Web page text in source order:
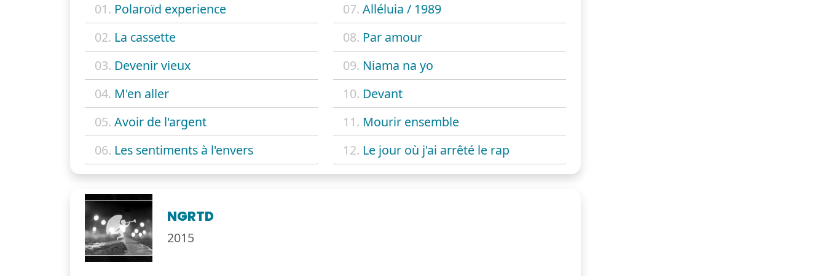
01. Polaroïd experience
02. La cassette
03. Devenir vieux
04. M'en aller
05. Avoir de l'argent
06. Les sentiments à l'envers
07. Alléluia / 1989
08. Par amour
09. Niama na yo
10. Devant
11. Mourir ensemble
12. Le jour où j'ai arrêté le rap
NGRTD
2015